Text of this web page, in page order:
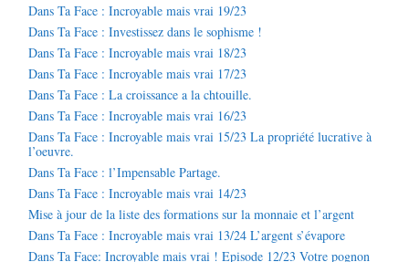
Dans Ta Face : Incroyable mais vrai 19/23
Dans Ta Face : Investissez dans le sophisme !
Dans Ta Face : Incroyable mais vrai 18/23
Dans Ta Face : Incroyable mais vrai 17/23
Dans Ta Face : La croissance a la chtouille.
Dans Ta Face : Incroyable mais vrai 16/23
Dans Ta Face : Incroyable mais vrai 15/23 La propriété lucrative à
l’oeuvre.
Dans Ta Face : l’Impensable Partage.
Dans Ta Face : Incroyable mais vrai 14/23
Mise à jour de la liste des formations sur la monnaie et l’argent
Dans Ta Face : Incroyable mais vrai 13/24 L’argent s’évapore
Dans Ta Face: Incroyable mais vrai ! Episode 12/23 Votre pognon